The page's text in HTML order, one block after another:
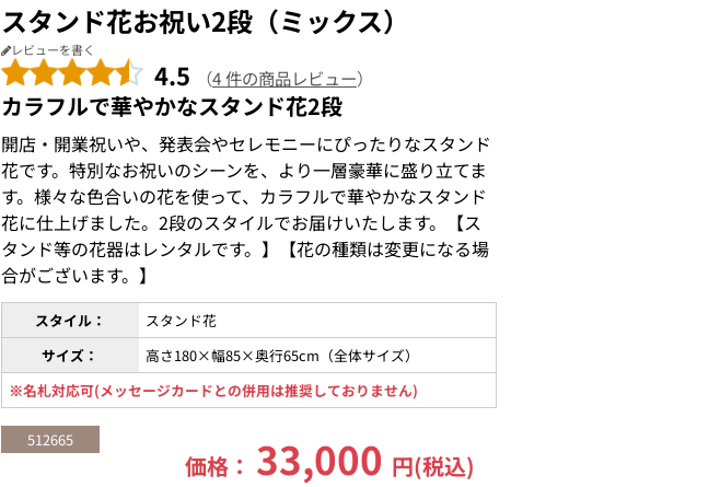
スタンド花お祝い2段（ミックス）
レビューを書く
4.5 （4 件の商品レビュー）
カラフルで華やかなスタンド花2段
開店・開業祝いや、発表会やセレモニーにぴったりなスタンド
花です。特別なお祝いのシーンを、より一層豪華に盛り立てま
す。様々な色合いの花を使って、カラフルで華やかなスタンド
花に仕上げました。2段のスタイルでお届けいたします。【ス
タンド等の花器はレンタルです。】【花の種類は変更になる場
合がございます。】
スタイル：
スタンド花
サイズ：
高さ180×幅85×奥行65cm（全体サイズ）
※名札対応可(メッセージカードとの併用は推奨しておりません)
512665
価格： 33,000 円(税込)